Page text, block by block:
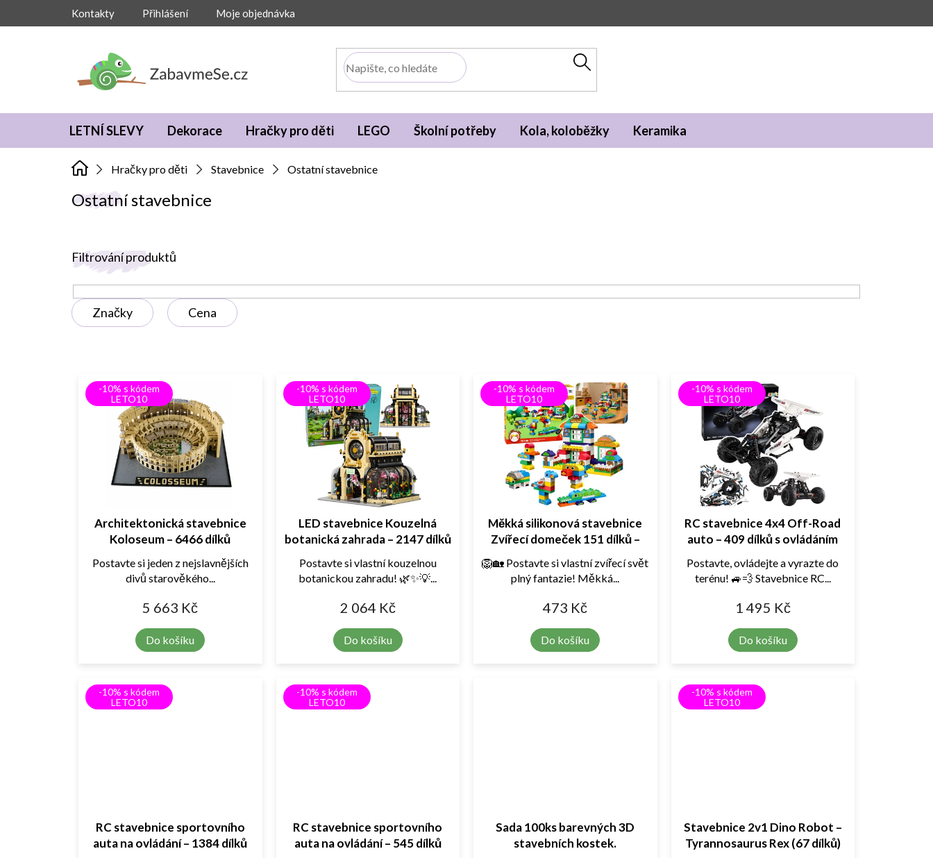
Kontakty Přihlášení Moje objednávka
LETNÍ SLEVY Dekorace Hračky pro děti LEGO Školní potřeby Kola, koloběžky Keramika
Hračky pro děti Stavebnice Ostatní stavebnice
Ostatní stavebnice
Filtrování produktů
Značky Cena
V
ý
p
i
s
-10% s kódem
LETO10
Architektonická stavebnice
Koloseum – 6466 dílků
5 663 Kč
Do košíku
Postavte si jeden z nejslavnějších
divů starověkého...
-10% s kódem
LETO10
LED stavebnice Kouzelná
botanická zahrada – 2147 dílků
2 064 Kč
Do košíku
Postavte si vlastní kouzelnou
botanickou zahradu! 🌿✨💡...
-10% s kódem
LETO10
Měkká silikonová stavebnice
Zvířecí domeček 151 dílků –
senzorická stavebnice pro děti
473 Kč
Do košíku
🦁🏡 Postavte si vlastní zvířecí svět
plný fantazie! Měkká...
-10% s kódem
LETO10
RC stavebnice 4x4 Off-Road
auto – 409 dílků s ovládáním
1 495 Kč
Do košíku
Postavte, ovládejte a vyrazte do
terénu! 🚙💨 Stavebnice RC...
-10% s kódem
LETO10
RC stavebnice sportovního
auta na ovládání – 1384 dílků
-10% s kódem
LETO10
RC stavebnice sportovního
auta na ovládání – 545 dílků
Sada 100ks barevných 3D
stavebních kostek.
-10% s kódem
LETO10
Stavebnice 2v1 Dino Robot –
Tyrannosaurus Rex (67 dílků)